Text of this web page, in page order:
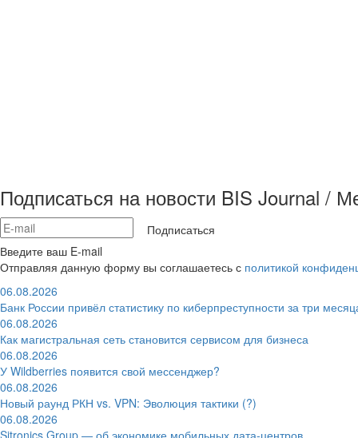
Подписаться на новости BIS Journal /
Подписаться
Введите ваш E-mail
Отправляя данную форму вы соглашаетесь с политикой
06.08.2026
Банк России привёл статистику по киберпреступности за три
06.08.2026
Как магистральная сеть становится сервисом для бизнеса
06.08.2026
У Wildberries появится свой мессенджер?
06.08.2026
Новый раунд РКН vs. VPN: Эволюция тактики (?)
06.08.2026